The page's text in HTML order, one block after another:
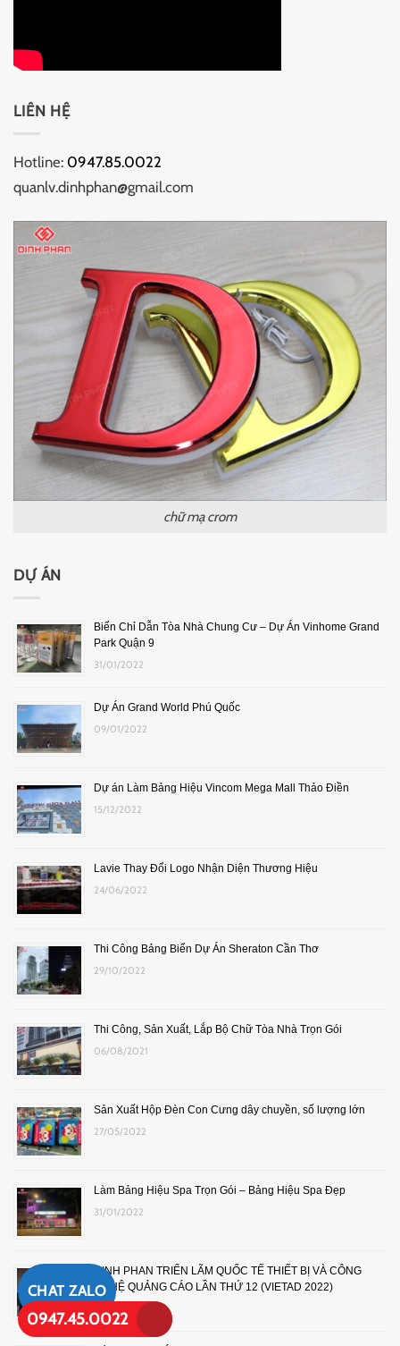
LIÊN HỆ
Hotline: 0947.85.0022
quanlv.dinhphan@gmail.com
chữ mạ crom
DỰ ÁN
Biển Chỉ Dẫn Tòa Nhà Chung Cư – Dự Án Vinhome Grand
Park Quận 9
31/01/2022
Dự Án Grand World Phú Quốc
09/01/2022
Dự án Làm Bảng Hiệu Vincom Mega Mall Thảo Điền
15/12/2022
Lavie Thay Đổi Logo Nhận Diện Thương Hiệu
24/06/2022
Thi Công Bảng Biển Dự Án Sheraton Cần Thơ
29/10/2022
Thi Công, Sản Xuất, Lắp Bộ Chữ Tòa Nhà Trọn Gói
06/08/2021
Sản Xuất Hộp Đèn Con Cưng dây chuyền, số lượng lớn
27/05/2022
Làm Bảng Hiệu Spa Trọn Gói – Bảng Hiệu Spa Đẹp
31/01/2022
ĐINH PHAN TRIỂN LÃM QUỐC TẾ THIẾT BỊ VÀ CÔNG
NGHỆ QUẢNG CÁO LẦN THỨ 12 (VIETAD 2022)
01/08/2022
CHAT ZALO
0947.45.0022